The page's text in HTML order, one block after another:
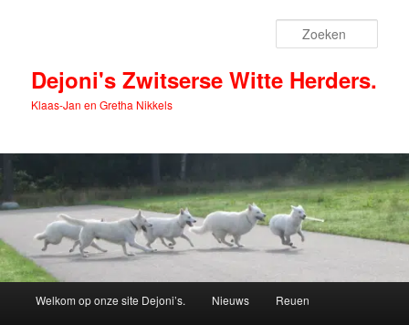
inhoudDejoni's Zwitserse Witte Herders.
Klaas-Jan en Gretha Nikkels
Welkom op onze site Dejoni’s. Nieuws Reuen